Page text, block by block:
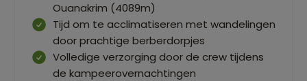
Ouanakrim (4089m)
Tijd om te acclimatiseren met wandelingen
door prachtige berberdorpjes
Volledige verzorging door de crew tijdens
de kampeerovernachtingen